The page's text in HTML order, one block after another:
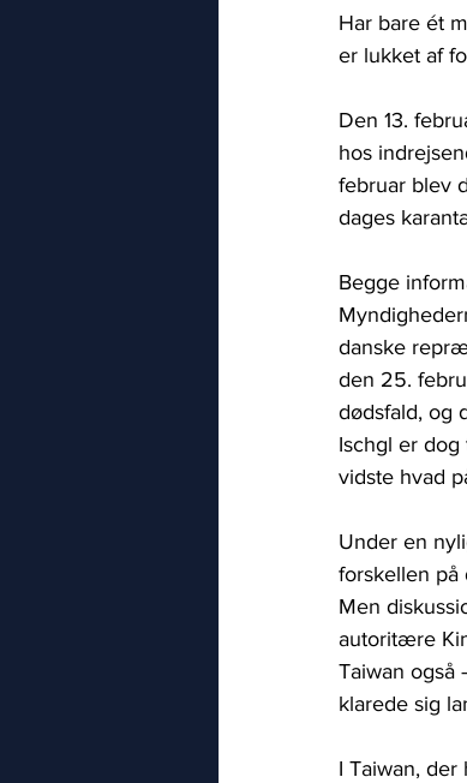
Har bare ét
er lukket af
Den 13.
hos
februar blev
dages
Begge
danske
den 25.
dødsfald, og
Ischgl er
vidste hvad
Under en
forskellen på
Men
autoritære
Taiwan også
klarede sig
I Taiwan,